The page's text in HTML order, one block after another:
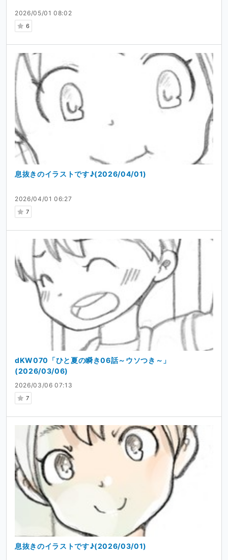
2026/05/01 08:02
6
2026/04/01 06:27
7
息抜きのイラストです♪(2026/04/01)
2026/03/06 07:13
7
dKW070「ひと夏の瞬き06話～ウソつき～」
(2026/03/06)
息抜きのイラストです♪(2026/03/01)